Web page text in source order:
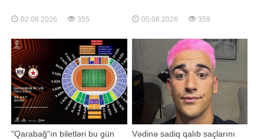
avro təklif edib. "Report" "Goal"
nəşrinə istinadən xəbər verir ki,
sözügedən transferin ümumi dəyər
02.08.2026 355
"My toys" (Oyuncaqlarım) başlığı ilə
paylaşıb. Paylaşıma qısa müddət
200 minə yaxın şərh gəlib. Qeyd
edək ki, Ronaldonu
05.08.2026 359
"Qarabağ"ın biletləri bu gün
Vədinə sadiq qalıb saçlarını